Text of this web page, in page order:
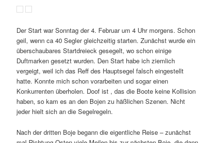
Der Start war Sonntag der 4. Februar um 4 Uhr morgens. Schon
geil, wenn ca 40 Segler gleichzeitig starten. Zunächst wurde ein
überschaubares Startdreieck gesegelt, wo schon einige
Duftmarken gesetzt wurden. Den Start habe ich ziemlich
vergeigt, weil ich das Reff des Hauptsegel falsch eingestellt
hatte. Konnte mich schon vorarbeiten und sogar einen
Konkurrenten überholen. Doof ist , das die Boote keine Kollision
haben, so kam es an den Bojen zu häßlichen Szenen. Nicht
jeder hielt sich an die Segelregeln.
Nach der dritten Boje begann die eigentliche Reise – zunächst